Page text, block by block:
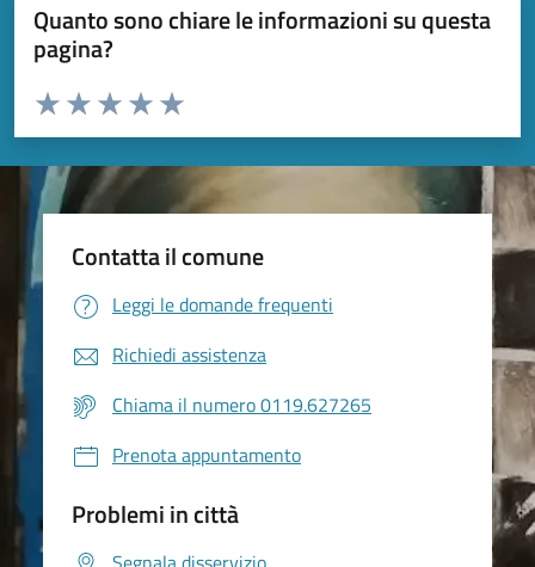
Quanto sono chiare le informazioni su questa
pagina?
Valuta da 1 a 5 stelle la pagina
Valuta 5 stelle su 5
Valuta 4 stelle su 5
Valuta 3 stelle su 5
Valuta 2 stelle su 5
Valuta 1 stelle su 5
Contatta il comune
Leggi le domande frequenti
Richiedi assistenza
Chiama il numero 0119.627265
Prenota appuntamento
Problemi in città